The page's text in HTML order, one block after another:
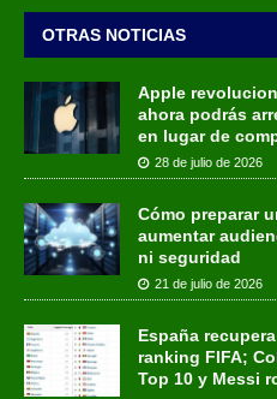
OTRAS NOTICIAS
Apple
ahora podrás
en lugar de
28 de julio de 2026
Cómo preparar
aumentar
ni seguridad
21 de julio de 2026
España
ranking FIFA;
Top 10 y Messi